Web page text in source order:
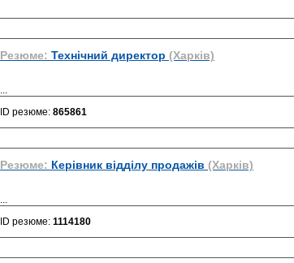
Резюме: Технічний директор (Харків)
...
ID резюме: 865861
Резюме: Керівник відділу продажів (Харків)
...
ID резюме: 1114180